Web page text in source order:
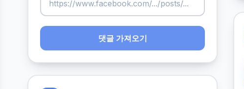
댓글 가져오기